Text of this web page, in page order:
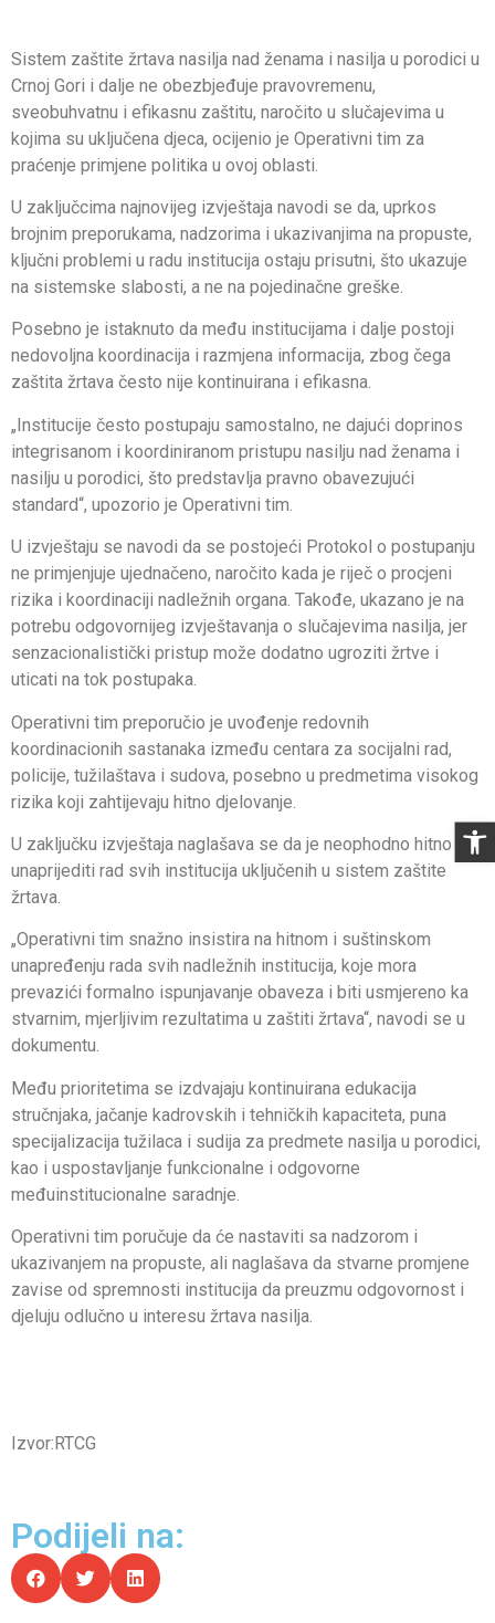
Sistem zaštite žrtava nasilja nad ženama i nasilja u porodici u
Crnoj Gori i dalje ne obezbjeđuje pravovremenu,
sveobuhvatnu i efikasnu zaštitu, naročito u slučajevima u
kojima su uključena djeca, ocijenio je Operativni tim za
praćenje primjene politika u ovoj oblasti.
U zaključcima najnovijeg izvještaja navodi se da, uprkos
brojnim preporukama, nadzorima i ukazivanjima na propuste,
ključni problemi u radu institucija ostaju prisutni, što ukazuje
na sistemske slabosti, a ne na pojedinačne greške.
Posebno je istaknuto da među institucijama i dalje postoji
nedovoljna koordinacija i razmjena informacija, zbog čega
zaštita žrtava često nije kontinuirana i efikasna.
„Institucije često postupaju samostalno, ne dajući doprinos
integrisanom i koordiniranom pristupu nasilju nad ženama i
nasilju u porodici, što predstavlja pravno obavezujući
standard“, upozorio je Operativni tim.
U izvještaju se navodi da se postojeći Protokol o postupanju
ne primjenjuje ujednačeno, naročito kada je riječ o procjeni
rizika i koordinaciji nadležnih organa. Takođe, ukazano je na
potrebu odgovornijeg izvještavanja o slučajevima nasilja, jer
senzacionalistički pristup može dodatno ugroziti žrtve i
uticati na tok postupaka.
Operativni tim preporučio je uvođenje redovnih
koordinacionih sastanaka između centara za socijalni rad,
policije, tužilaštava i sudova, posebno u predmetima visokog
rizika koji zahtijevaju hitno djelovanje.
U zaključku izvještaja naglašava se da je neophodno hitno
unaprijediti rad svih institucija uključenih u sistem zaštite
žrtava.
„Operativni tim snažno insistira na hitnom i suštinskom
unapređenju rada svih nadležnih institucija, koje mora
prevazići formalno ispunjavanje obaveza i biti usmjereno ka
stvarnim, mjerljivim rezultatima u zaštiti žrtava“, navodi se u
dokumentu.
Među prioritetima se izdvajaju kontinuirana edukacija
stručnjaka, jačanje kadrovskih i tehničkih kapaciteta, puna
specijalizacija tužilaca i sudija za predmete nasilja u porodici,
kao i uspostavljanje funkcionalne i odgovorne
međuinstitucionalne saradnje.
Operativni tim poručuje da će nastaviti sa nadzorom i
ukazivanjem na propuste, ali naglašava da stvarne promjene
zavise od spremnosti institucija da preuzmu odgovornost i
djeluju odlučno u interesu žrtava nasilja.
Izvor:RTCG
Podijeli na: